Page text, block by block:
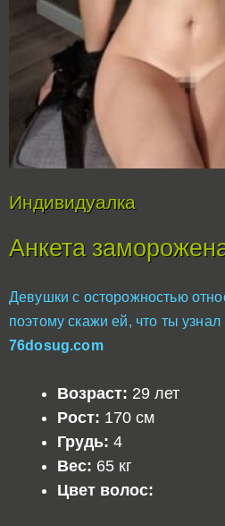
Индивидуалка
Анкета
Девушки с осторожностью
поэтому скажи ей, что ты
76dosug.com
Возраст: 29 лет
Рост: 170 см
Грудь: 4
Вес: 65 кг
Цвет волос: